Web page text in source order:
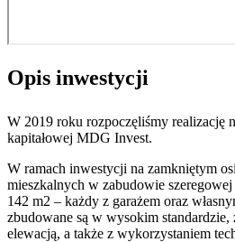
Opis inwestycji
W 2019 roku rozpoczęliśmy realizację
kapitałowej MDG Invest.
W ramach inwestycji na zamkniętym
mieszkalnych w zabudowie
142 m2 – każdy z garażem oraz
zbudowane są w wysokim standardzie,
elewacją, a także z wykorzystaniem